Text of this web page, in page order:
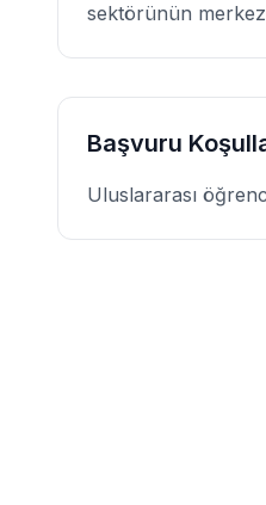
sektörünün
Başvuru
Uluslararası